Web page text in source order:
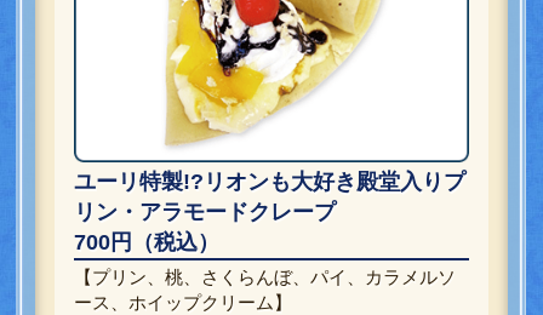
ユーリ特製!?リオンも大好き殿堂入りプ
リン・アラモードクレープ
700円（税込）
【プリン、桃、さくらんぼ、パイ、カラメルソ
ース、ホイップクリーム】